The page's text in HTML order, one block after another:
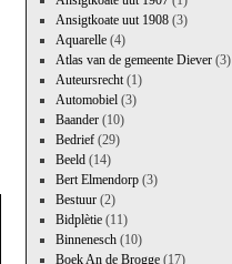
Ansigtkoate uut 1908(3)
Aquarelle(4)
Atlas van de gemeente Diever(3)
Auteursrecht(1)
Automobiel(3)
Baander(10)
Bedrief(29)
Beeld(14)
Bert Elmendorp(3)
Bestuur(2)
Bidplètie(11)
Binnenesch(10)
Boek An de Brogge(17)